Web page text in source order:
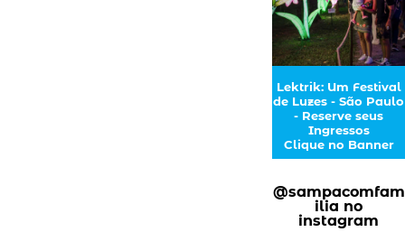
Lektrik: Um Festival
de Luzes - São Paulo
- Reserve seus
Ingressos
Clique no Banner
@sampacomfam
ilia no
instagram